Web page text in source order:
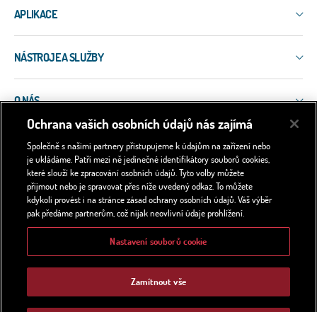
ERIS-DART
MSS-5
NEO
SQUID
MASTERCARE
PLESS
ERIS-COMMS
EW-EDMT
VERA-NG
EW-SIM
MASTERCARE
APLIKACE
Celoúzemní systémy WAM
ADS-B
Přesný (paralelní) monitoring přistávání PRM
Určení polohy a identifikace vozidel
Protivzdušná obrana
Elektronický boj
Vojenské základny
WAM/PAR - Sledování přesného přistávání
NÁSTROJE A SLUŽBY
Nástroje
O NÁS
Certifikáty
Dokumenty a zásady
Kontakty
Novinky
Informace pro novináře
Historie společnosti
Tým ERA
Společenská odpovědnost a partnerství
Reference a Případové studie
Ochrana osobních údajů (GDPR)
Sledujte náš kanál na YouTube
Aktuálně na Twitteru
Hledáme kolegy!
© Copyright 2026 | ERA a.s.
Ochrana vašich osobních údajů nás zajímá
Společně s našimi partnery přistupujeme k údajům na zařízení nebo
je ukládáme. Patří mezi ně jedinečné identifikátory souborů cookies,
které slouží ke zpracování osobních údajů. Tyto volby můžete
přijmout nebo je spravovat přes níže uvedený odkaz. To můžete
kdykoli provést i na stránce zásad ochrany osobních údajů. Váš výběr
pak předáme partnerům, což nijak neovlivní údaje prohlížení.
Nastavení souborů cookie
Zamítnout vše